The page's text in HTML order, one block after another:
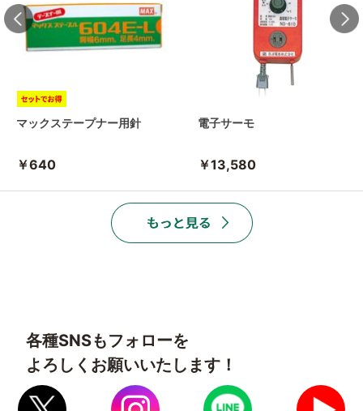
マックステープナー用針
￥640
電子サーモ
￥13,580
各種SNSもフォローを
よろしくお願いいたします！